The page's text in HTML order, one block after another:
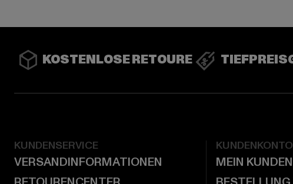
KOSTENLOSE RETOURE
KUNDENSERVICE
VERSANDINFORMATIONEN
KUNDENKONTO
MEIN